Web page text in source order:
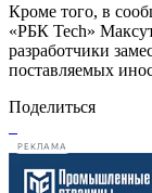
Кроме того, в
«РБК Tech»
разработчики
поставляемых
Поделиться
РЕКЛАМА